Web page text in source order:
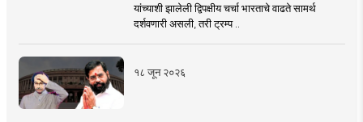
यांच्याशी झालेली द्विपक्षीय चर्चा भारताचे वाढते सामर्थ
दर्शवणारी असली, तरी ट्रम्प ..
१८ जून २०२६